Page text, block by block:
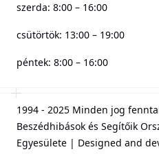
szerda: 8:00 – 16:00
csütörtök: 13:00 – 19:00
péntek: 8:00 – 16:00
1994 - 2025 Minden jog
Beszédhibások és Segítőik
Egyesülete | Designed and